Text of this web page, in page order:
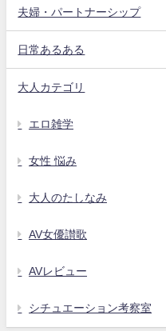
夫婦・パートナーシップ
日常あるある
大人カテゴリ
エロ雑学
女性 悩み
大人のたしなみ
AV女優讃歌
AVレビュー
シチュエーション考察室